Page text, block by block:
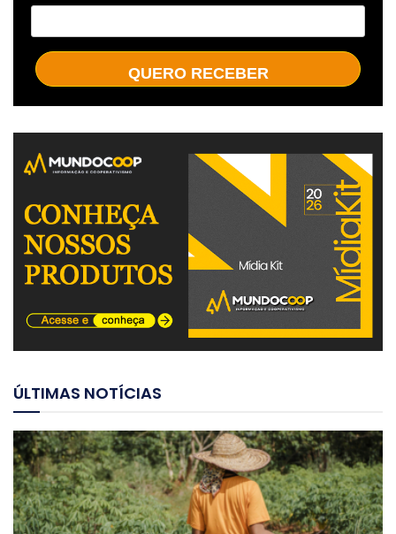
QUERO RECEBER
ÚLTIMAS NOTÍCIAS